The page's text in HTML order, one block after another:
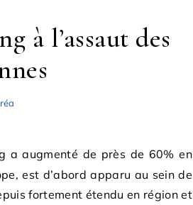
à l’assaut des
est d’abord apparu au sein de
fortement étendu en région et